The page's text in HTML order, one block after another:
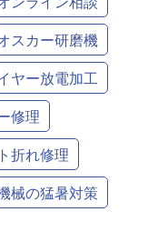
スカー研磨機
ヤー放電加工
修理
折れ修理
械の猛暑対策